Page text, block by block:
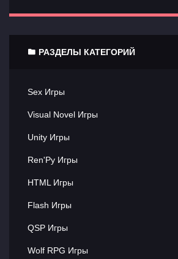
РАЗДЕЛЫ КАТЕГОРИЙ
Sex Игры
Visual Novel Игры
Unity Игры
Ren'Py Игры
HTML Игры
Flash Игры
QSP Игры
Wolf RPG Игры